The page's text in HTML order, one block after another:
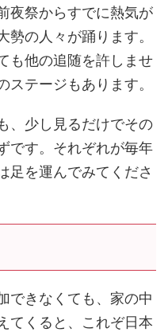
夜祭からすでに熱気が
の人々が踊ります。
も他の追随を許しませ
ステージもあります。
、少し見るだけでその
です。それぞれが毎年
足を運んでみてくださ
できなくても、家の中
てくると、これぞ日本